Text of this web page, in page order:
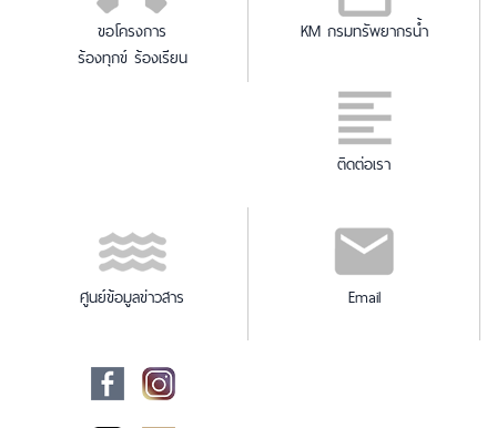
ขอโครงการ
ร้องทุกข์ ร้องเรียน
KM กรมทรัพยากรน้ำ
ติดต่อเรา
ศูนย์ข้อมูลข่าวสาร Email